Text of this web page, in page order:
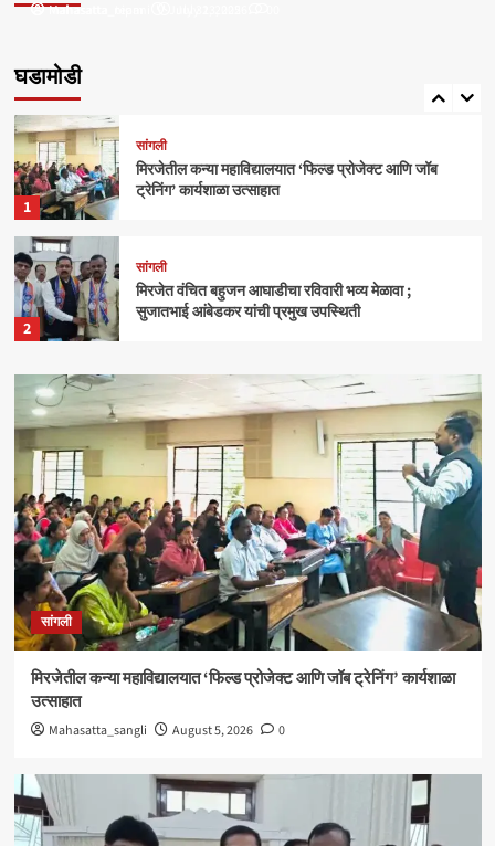
Mahasatta_nipani
mahasatta_team
घडामोडी
5
1
सांगली
मिरजेतील कन्या महाविद्यालयात ‘फिल्ड प्रोजेक्ट आणि जॉब
ट्रेनिंग’ कार्यशाळा उत्साहात
2
सांगली
मिरजेत वंचित बहुजन आघाडीचा रविवारी भव्य मेळावा ;
सुजातभाई आंबेडकर यांची प्रमुख उपस्थिती
3
क्राईम बेळगाव
आंबोलीत जत्राट येथील बेपत्ता डॉक्टरचा मृतदेह अखेर सापडला
4
सांगली
विद्यावाचस्पती गुरुदेव शंकर अभ्यंकर यांना ‘कलातपस्वी’
पुरस्कार प्रदान
5
सांगली
मिरजेतील आयडियल स्मार्ट स्कूलमध्ये दहावीच्या विद्यार्थी
मंत्रिमंडळाचा पदग्रहण सोहळा
1
मिरजेतील कन्या महाविद्यालयात ‘फिल्ड प्रोजेक्ट आणि जॉब
ट्रेनिंग’ कार्यशाळा उत्साहात
सांगली
मिरजेतील कन्या महाविद्यालयात ‘फिल्ड प्रोजेक्ट आणि जॉब ट्रेनिंग’ कार्यशाळा
उत्साहात
Mahasatta_sangli August 5, 2026 0